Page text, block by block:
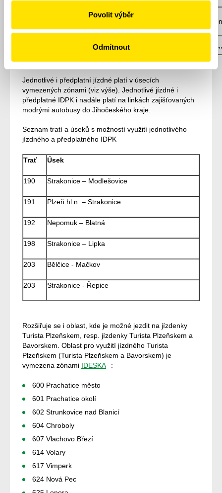
Povolit výběr
Odmítnout
Strakonice-Volenice-Volyně-Vodňany-Týn nad
Tábor-Písek-Strakonice-Vimperk-Kvilda
Jednotlivé i předplatní jízdné platí v úsecích
vymezených zónami (viz výše). Jednotlivé jízdné i
předplatné IDPK i nadále platí na linkách zajišťovaných
modrými autobusy do Jihočeského kraje.
Seznam tratí a úseků s možností využití jednotlivého
jízdného a předplatného IDPK
Trať Úsek
190 Strakonice – Modlešovice
191 Plzeň hl.n. – Strakonice
192 Nepomuk – Blatná
198 Strakonice – Lipka
203 Bělčice - Mačkov
203 Strakonice - Řepice
Rozšiřuje se i oblast, kde je možné jezdit na jízdenky
Turista Plzeňskem, resp. jízdenky Turista Plzeňskem a
Bavorskem. Oblast pro využití jízdného Turista
Plzeňskem (Turista Plzeňskem a Bavorskem) je
vymezena zónami IDESKA :
600 Prachatice město
601 Prachatice okolí
602 Strunkovice nad Blanicí
604 Chroboly
607 Vlachovo Březí
614 Volary
617 Vimperk
624 Nová Pec